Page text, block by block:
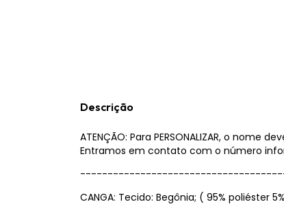
Descrição
ATENÇÃO: Para PERSONALIZAR, o nome
Entramos em contato com o número
CANGA: Tecido: Begônia; ( 95% poliéster